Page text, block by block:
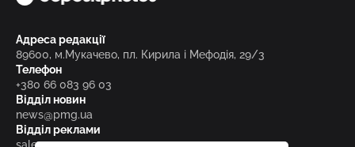
Адреса редакції
89600, м.Мукачево, пл. Кирила і Мефодія, 29/3
Телефон
+380 66 083 96 03
Відділ новин
news@pmg.ua
Відділ реклами